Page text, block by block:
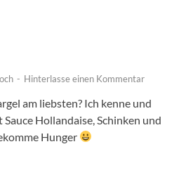
- Hinterlasse einen Kommentar
am liebsten? Ich kenne und
Hollandaise, Schinken und
Hunger